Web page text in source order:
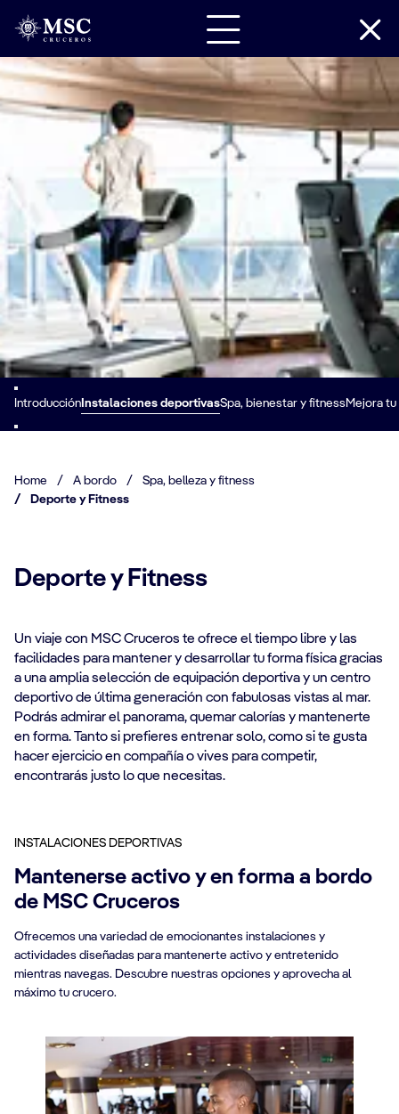
Introducción Instalaciones deportivasSpa, bienestar y fitnessMejora
Home / A bordo /
Spa, belleza y fitness
/
Deporte y Fitness
Deporte y Fitness
Un viaje con MSC Cruceros te ofrece el tiempo libre y las
facilidades para mantener y desarrollar tu forma física gracias
a una amplia selección de equipación deportiva y un centro
deportivo de última generación con fabulosas vistas al mar.
Podrás admirar el panorama, quemar calorías y mantenerte
en forma. Tanto si prefieres entrenar solo, como si te gusta
hacer ejercicio en compañía o vives para competir,
encontrarás justo lo que necesitas.
INSTALACIONES DEPORTIVAS
Mantenerse activo y en forma a bordo
de MSC Cruceros
Ofrecemos una variedad de emocionantes instalaciones y
actividades diseñadas para mantenerte activo y entretenido
mientras navegas. Descubre nuestras opciones y aprovecha al
máximo tu crucero.